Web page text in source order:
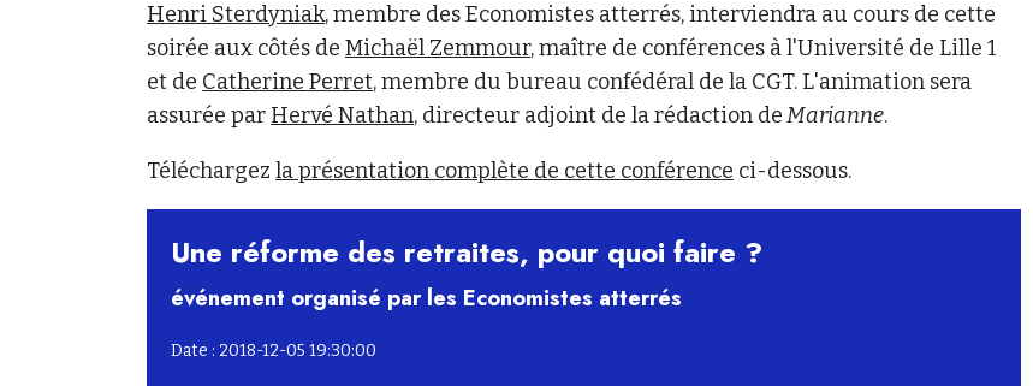
Henri Sterdyniak, membre des Economistes atterrés, interviendra au cours de cette
soirée aux côtés de Michaël Zemmour, maître de conférences à l'Université de Lille 1
et de Catherine Perret, membre du bureau confédéral de la CGT. L'animation sera
assurée par Hervé Nathan, directeur adjoint de la rédaction deMarianne.
Téléchargez la présentation complète de cette conférence ci-dessous.
Une réforme des retraites, pour quoi faire ?
événement organisé par les Economistes atterrés
Date : 2018-12-05 19:30:00